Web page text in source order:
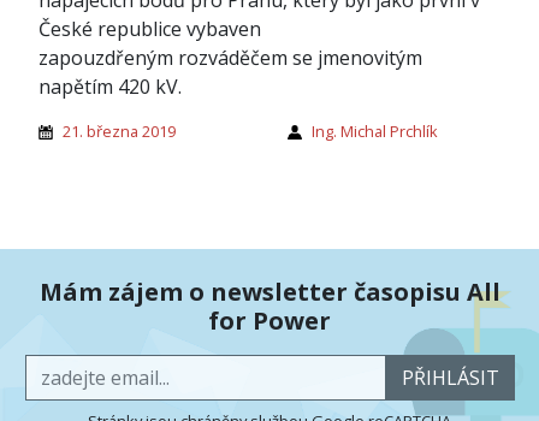
České republice vybaven
zapouzdřeným rozváděčem se jmenovitým
napětím 420 kV.
21. března 2019 Ing. Michal Prchlík
Mám zájem o newsletter časopisu All
for Power
PŘIHLÁSIT